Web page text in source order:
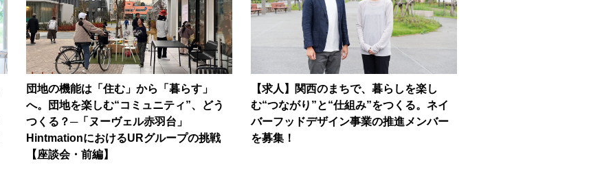
団地の機能は「住む」から「暮らす」
へ。団地を楽しむ“コミュニティ”、どう
つくる？─「ヌーヴェル赤羽台」
HintmationにおけるURグループの挑戦
【座談会・前編】
【求人】関西のまちで、暮らしを楽し
む“つながり”と“仕組み”をつくる。ネイ
バーフッドデザイン事業の推進メンバー
を募集！